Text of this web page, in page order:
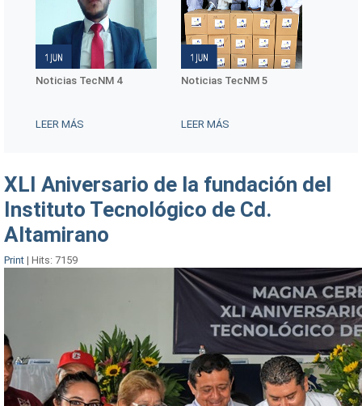
Noticias TecNM 4
LEER MÁS
Noticias TecNM 5
LEER MÁS
XLI Aniversario de la fundación del
Instituto Tecnológico de Cd.
Altamirano
Print | Hits: 7159